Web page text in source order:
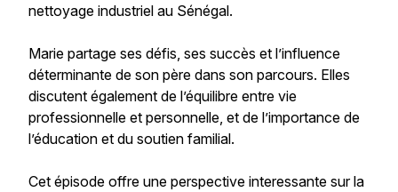
nettoyage industriel au Sénégal.
Marie partage ses défis, ses succès et l’influence
déterminante de son père dans son parcours. Elles
discutent également de l’équilibre entre vie
professionnelle et personnelle, et de l’importance de
l’éducation et du soutien familial.
Cet épisode offre une perspective interessante sur la